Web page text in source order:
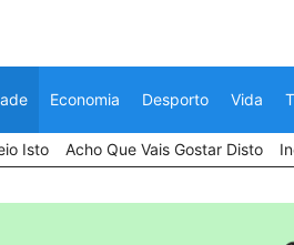
Economia Desporto Vida
Isto Acho Que Vais Gostar Disto